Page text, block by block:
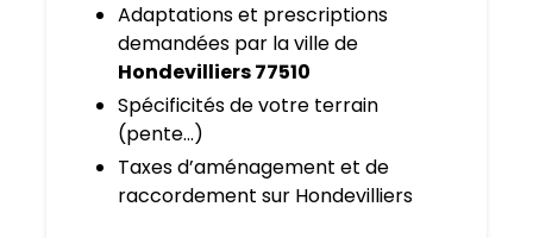
Adaptations et prescriptions
demandées par la ville de
Hondevilliers 77510
Spécificités de votre terrain
(pente…)
Taxes d’aménagement et de
raccordement sur Hondevilliers